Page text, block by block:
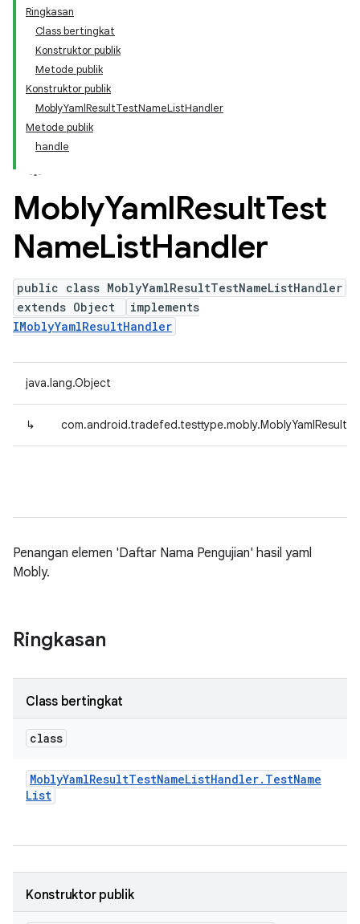
Ringkasan
Class bertingkat
Konstruktor publik
Metode publik
Konstruktor publik
MoblyYamlResultTestNameListHandler
Metode publik
handle
MoblyYamlResultTest
NameListHandler
public class MoblyYamlResultTestNameListHandler
extends Object
implements
IMoblyYamlResultHandler
java.lang.Object
↳
Penangan elemen 'Daftar Nama Pengujian' hasil yaml
Mobly.
Ringkasan
Class bertingkat
class
MoblyYamlResultTestNameListHandler. TestName
List
Konstruktor publik